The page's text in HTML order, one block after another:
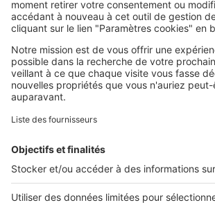
SeLoger c'est aussi
Retrouvez-nous sur ...
L'ENTREPRISE